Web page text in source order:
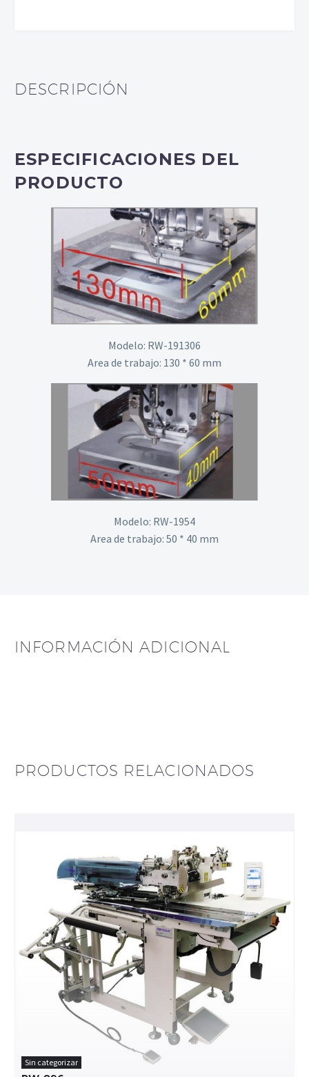
DESCRIPCIÓN
ESPECIFICACIONES DEL
PRODUCTO
Modelo: RW-191306
Area de trabajo: 130 * 60 mm
Modelo: RW-1954
Area de trabajo: 50 * 40 mm
INFORMACIÓN ADICIONAL
PRODUCTOS RELACIONADOS
Sin categorizar